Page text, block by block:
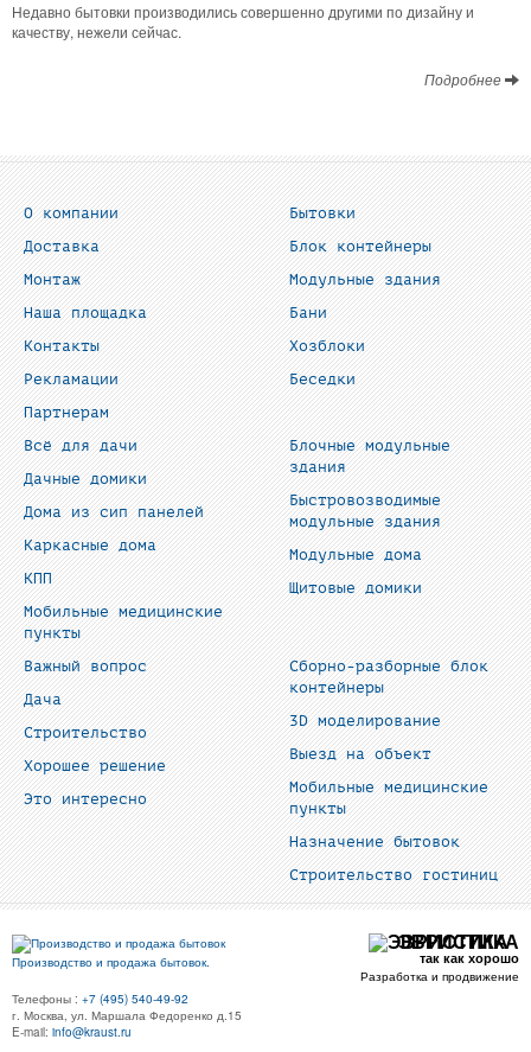
Недавно бытовки производились совершенно другими по дизайну и
качеству, нежели сейчас.
Подробнее
О компании
Доставка
Монтаж
Наша площадка
Контакты
Рекламации
Партнерам
Бытовки
Блок контейнеры
Модульные здания
Бани
Хозблоки
Беседки
Всё для дачи
Дачные домики
Дома из сип панелей
Каркасные дома
КПП
Мобильные медицинские
пункты
Блочные модульные
здания
Быстровозводимые
модульные здания
Модульные дома
Щитовые домики
Важный вопрос
Дача
Строительство
Хорошее решение
Это интересно
Сборно-разборные блок
контейнеры
3D моделирование
Выезд на объект
Мобильные медицинские
пункты
Назначение бытовок
Строительство гостиниц
Производство и продажа бытовок.
ЭВРИСТИКА
так как хорошо
Разработка и продвижение
Телефоны : +7 (495) 540-49-92
г. Москва, ул. Маршала Федоренко д.15
E-mail: info@kraust.ru